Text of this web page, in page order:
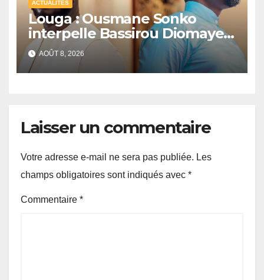
ACTUALITÉS
Louga : Ousmane Sonko
interpelle Bassirou Diomaye
Faye sur la date des élections
locales
AOÛT 8, 2026
Laisser un commentaire
Votre adresse e-mail ne sera pas publiée. Les
champs obligatoires sont indiqués avec *
Commentaire *